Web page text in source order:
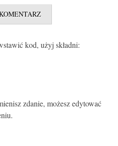
kod, użyj składni:
zdanie, możesz edytować